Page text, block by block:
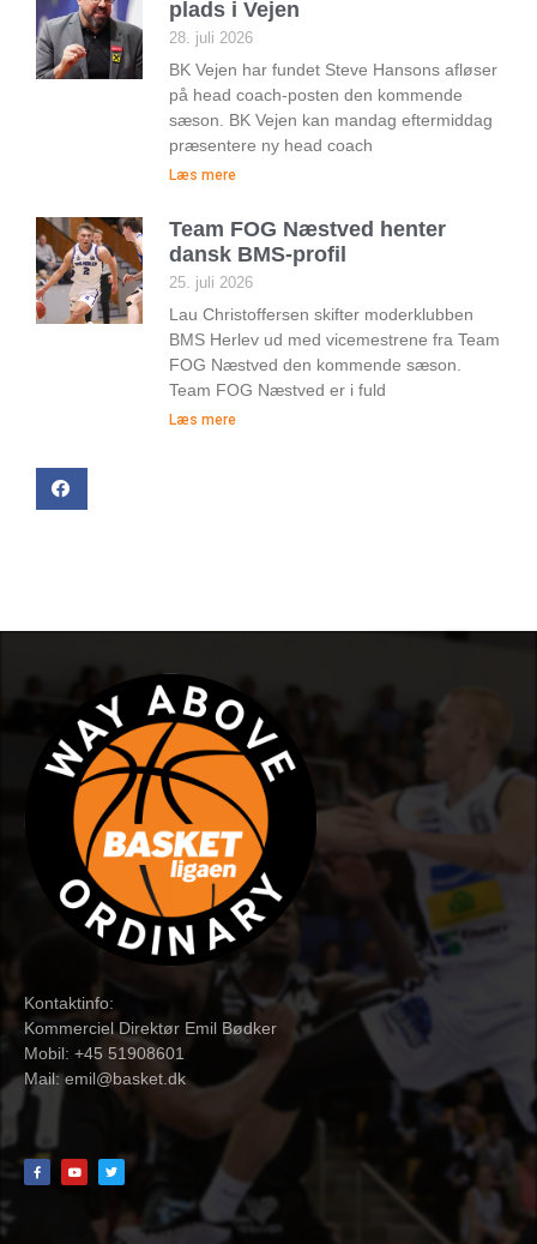
plads i Vejen
28. juli 2026
BK Vejen har fundet Steve Hansons afløser
på head coach-posten den kommende
sæson. BK Vejen kan mandag eftermiddag
præsentere ny head coach
Læs mere
Team FOG Næstved henter
dansk BMS-profil
25. juli 2026
Lau Christoffersen skifter moderklubben
BMS Herlev ud med vicemestrene fra Team
FOG Næstved den kommende sæson.
Team FOG Næstved er i fuld
Læs mere
Kontaktinfo:
Kommerciel Direktør Emil Bødker
Mobil: +45 51908601
Mail:emil@basket.dk